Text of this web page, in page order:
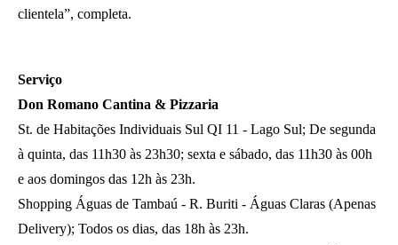
clientela”, completa.
Serviço
Don Romano Cantina & Pizzaria
St. de Habitações Individuais Sul QI 11 - Lago Sul; De segunda
à quinta, das 11h30 às 23h30; sexta e sábado, das 11h30 às 00h
e aos domingos das 12h às 23h.
Shopping Águas de Tambaú - R. Buriti - Águas Claras (Apenas
Delivery); Todos os dias, das 18h às 23h.